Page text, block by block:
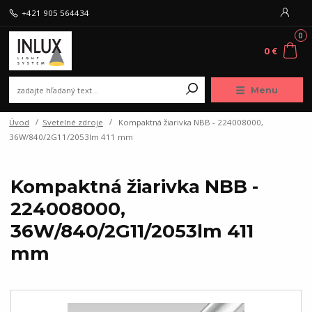
Menu
+421 905 564434
0
0 €
Úvod Svetelné zdroje
Kompaktná žiarivka NBB - 224008000,
36W/840/2G11/2053lm 411 mm
Kompaktná žiarivka NBB -
224008000,
36W/840/2G11/2053lm 411
mm